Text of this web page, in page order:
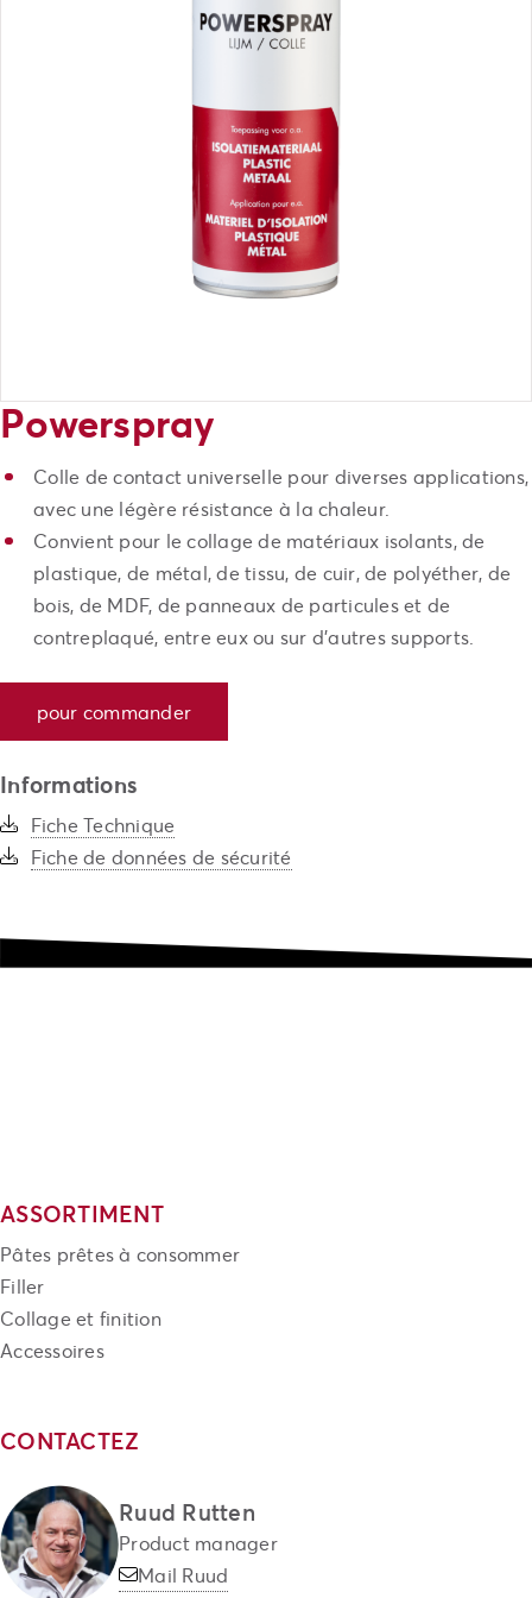
Powerspray
Colle de contact universelle pour diverses applications,
avec une légère résistance à la chaleur.
Convient pour le collage de matériaux isolants, de
plastique, de métal, de tissu, de cuir, de polyéther, de
bois, de MDF, de panneaux de particules et de
contreplaqué, entre eux ou sur d’autres supports.
pour commander
Informations
Fiche Technique
Fiche de données de sécurité
ASSORTIMENT
Pâtes prêtes à consommer
Filler
Collage et finition
Accessoires
CONTACTEZ
Ruud Rutten
Product manager
Mail Ruud